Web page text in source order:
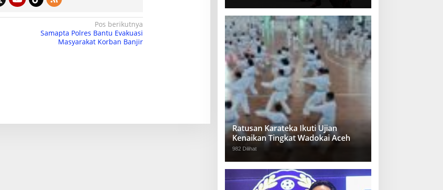
Pos berikutnya
Samapta Polres Bantu Evakuasi
Masyarakat Korban Banjir
Ratusan Karateka Ikuti Ujian
Kenaikan Tingkat Wadokai Aceh
982 Dilihat